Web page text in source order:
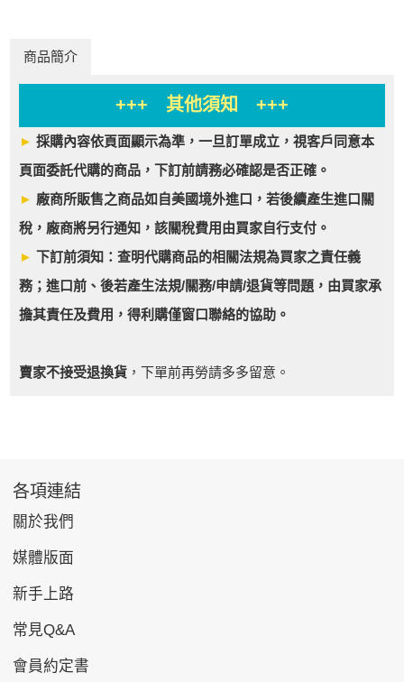
商品簡介
+++ 其他須知 +++
►採購內容依頁面顯示為準，一旦訂單成立，視客戶同意本
頁面委託代購的商品，下訂前請務必確認是否正確。
► 廠商所販售之商品如自美國境外進口，若後續產生進口關
稅，廠商將另行通知，該關稅費用由買家自行支付。
►下訂前須知：查明代購商品的相關法規為買家之責任義
務；進口前、後若產生法規/關務/申請/退貨等問題，由買家承
擔其責任及費用，得利購僅窗口聯絡的協助。
賣家不接受退換貨 ，下單前再勞請多多留意。
各項連結
關於我們
媒體版面
新手上路
常見Q&A
會員約定書